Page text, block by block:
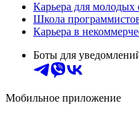
Карьера для молодых
Школа
Карьера в
Боты для
Мобильное приложение